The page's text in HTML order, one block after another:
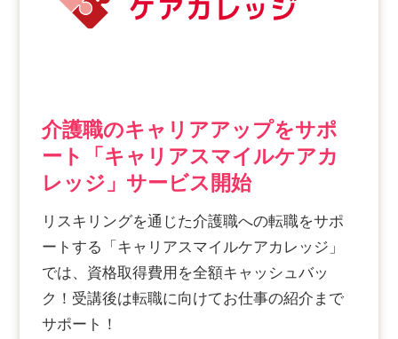
介護職のキャリアアップをサポ
ート「キャリアスマイルケアカ
レッジ」サービス開始
リスキリングを通じた介護職への転職をサポ
ートする「キャリアスマイルケアカレッジ」
では、資格取得費用を全額キャッシュバッ
ク！受講後は転職に向けてお仕事の紹介まで
サポート！